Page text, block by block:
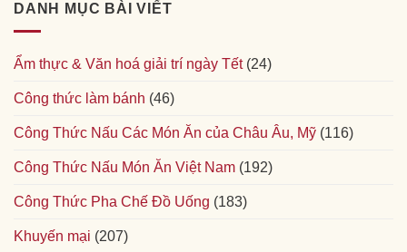
DANH MỤC BÀI VIẾT
Ẩm thực & Văn hoá giải trí ngày Tết(24)
Công thức làm bánh (46)
Công Thức Nấu Các Món Ăn của Châu Âu, Mỹ (116)
Công Thức Nấu Món Ăn Việt Nam (192)
Công Thức Pha Chế Đồ Uống (183)
Khuyến mại (207)